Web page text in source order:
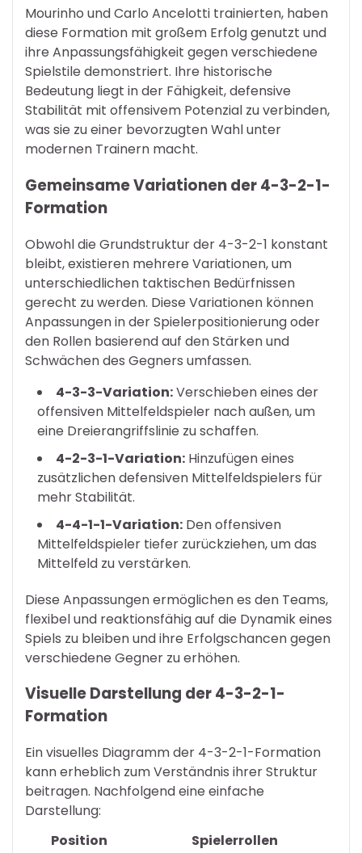
Mourinho und Carlo Ancelotti trainierten, haben
diese Formation mit großem Erfolg genutzt und
ihre Anpassungsfähigkeit gegen verschiedene
Spielstile demonstriert. Ihre historische
Bedeutung liegt in der Fähigkeit, defensive
Stabilität mit offensivem Potenzial zu verbinden,
was sie zu einer bevorzugten Wahl unter
modernen Trainern macht.
Gemeinsame Variationen der 4-3-2-1-
Formation
Obwohl die Grundstruktur der 4-3-2-1 konstant
bleibt, existieren mehrere Variationen, um
unterschiedlichen taktischen Bedürfnissen
gerecht zu werden. Diese Variationen können
Anpassungen in der Spielerpositionierung oder
den Rollen basierend auf den Stärken und
Schwächen des Gegners umfassen.
4-3-3-Variation:Verschieben eines der
offensiven Mittelfeldspieler nach außen, um
eine Dreierangriffslinie zu schaffen.
4-2-3-1-Variation: Hinzufügen eines
zusätzlichen defensiven Mittelfeldspielers für
mehr Stabilität.
4-4-1-1-Variation: Den offensiven
Mittelfeldspieler tiefer zurückziehen, um das
Mittelfeld zu verstärken.
Diese Anpassungen ermöglichen es den Teams,
flexibel und reaktionsfähig auf die Dynamik eines
Spiels zu bleiben und ihre Erfolgschancen gegen
verschiedene Gegner zu erhöhen.
Visuelle Darstellung der 4-3-2-1-
Formation
Ein visuelles Diagramm der 4-3-2-1-Formation
kann erheblich zum Verständnis ihrer Struktur
beitragen. Nachfolgend eine einfache
Darstellung:
Position
Spielerrollen